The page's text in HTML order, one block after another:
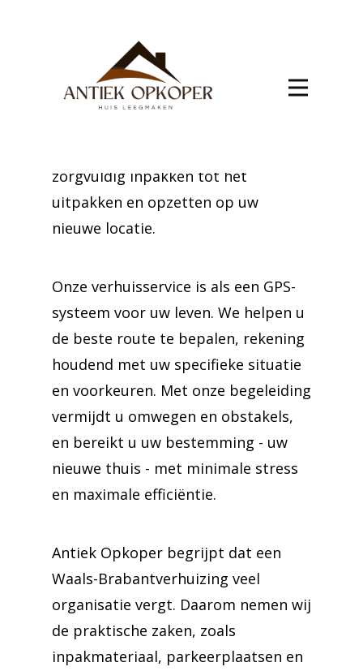
Verhuizen naar Waals-Brabant
betekent een nieuw hoofdstuk
beginnen met de hulp van ons
zorgvuldig inpakken tot het
uitpakken en opzetten op uw
nieuwe locatie.
Onze verhuisservice is als een GPS-
systeem voor uw leven. We helpen u
de beste route te bepalen, rekening
houdend met uw specifieke situatie
en voorkeuren. Met onze begeleiding
vermijdt u omwegen en obstakels,
en bereikt u uw bestemming - uw
nieuwe thuis - met minimale stress
en maximale efficiëntie.
Antiek Opkoper begrijpt dat een
Waals-Brabantverhuizing veel
organisatie vergt. Daarom nemen wij
de praktische zaken, zoals
inpakmateriaal, parkeerplaatsen en